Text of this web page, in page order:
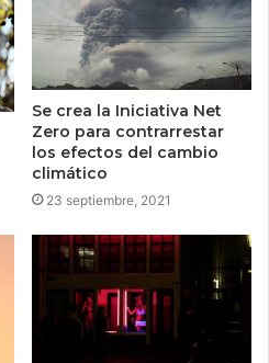
Se crea la Iniciativa Net
Zero para contrarrestar
los efectos del cambio
climático
23 septiembre, 2021